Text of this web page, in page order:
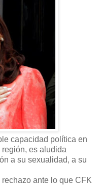
capacidad política en
es aludida
a su sexualidad, a su
ante lo que CFK